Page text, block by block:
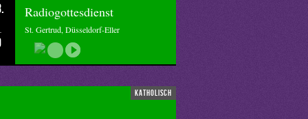
Radiogottesdienst
St. Gertrud, Düsseldorf-Eller
katholisch